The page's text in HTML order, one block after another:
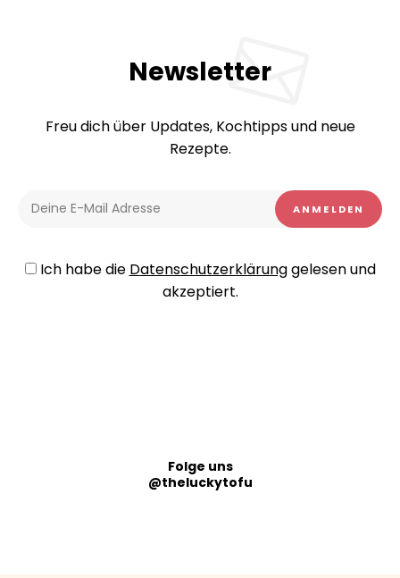
Newsletter
Freu dich über Updates, Kochtipps und neue
Rezepte.
Ich habe die Datenschutzerklärunggelesen und
akzeptiert.
Folge uns
@theluckytofu